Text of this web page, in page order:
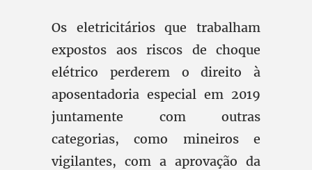
Os eletricitários que trabalham
expostos aos riscos de choque
elétrico perderem o direito à
aposentadoria especial em 2019
juntamente com outras
categorias, como mineiros e
vigilantes, com a aprovação da